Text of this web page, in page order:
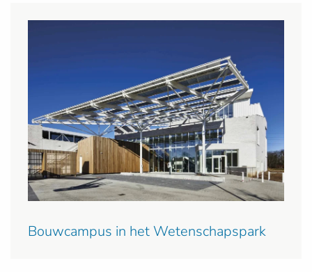
Bouwcampus in het Wetenschapspark